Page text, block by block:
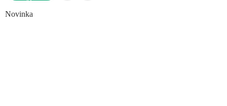
Novinka